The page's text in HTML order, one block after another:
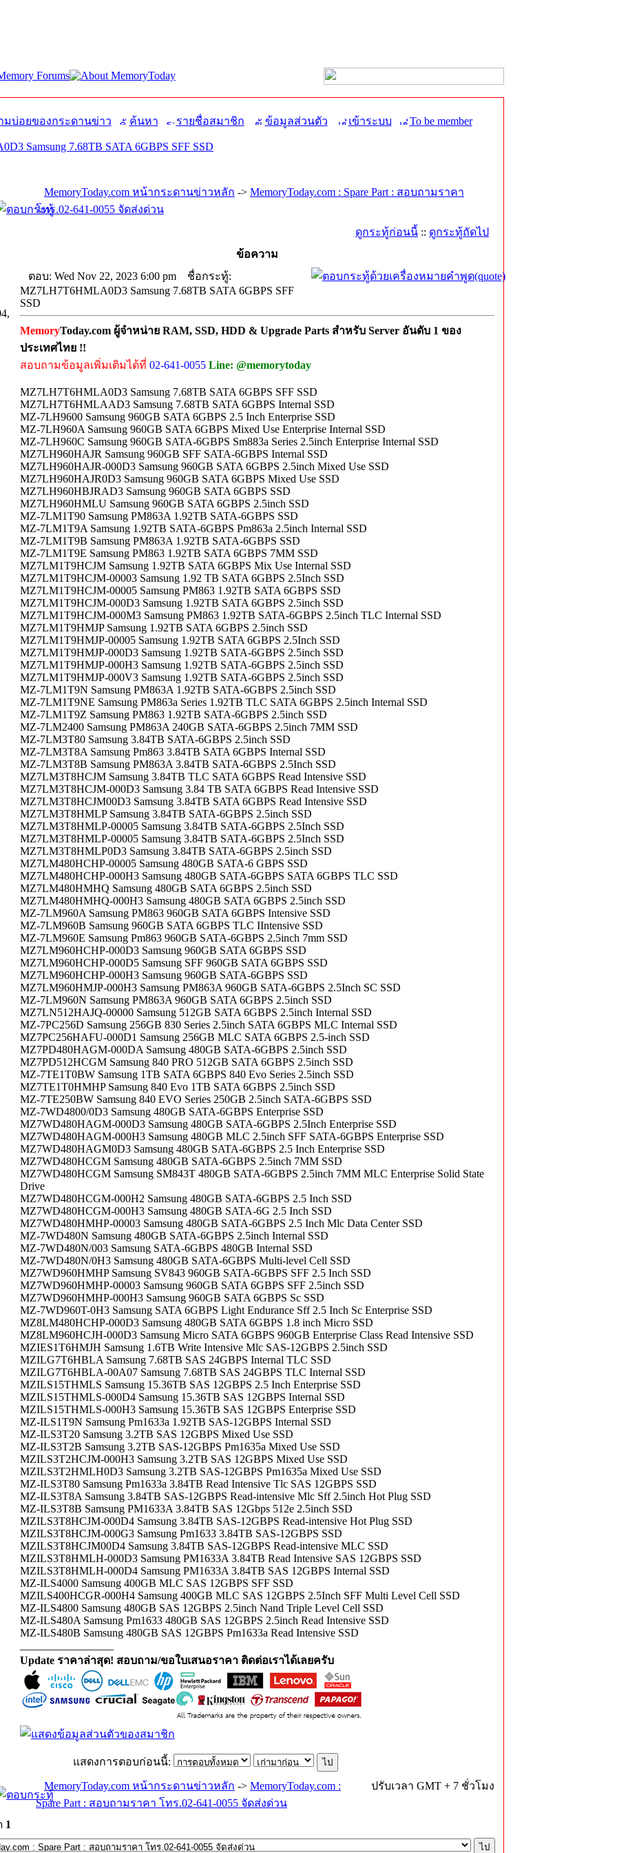
มบ่อยของกระดานข่าว ค้นหา รายชื่อสมาชิก ข้อมูลส่วนตัว เข้าระบบ To be member
Samsung 7.68TB SATA 6GBPS SFF SSD
MemoryToday.com หน้ากระดานข่าวหลัก -> MemoryToday.com : Spare Part : สอบถามราคา
โทร.02-641-0055 จัดส่งด่วน
ดูกระทู้ก่อนนี้ :: ดูกระทู้ถัดไป
ข้อความ
ตอบ: Wed Nov 22, 2023 6:00 pm
ชื่อกระทู้:
MZ7LH7T6HMLA0D3 Samsung 7.68TB SATA 6GBPS SFF
SSD
MemoryToday.com ผู้จำหน่าย RAM, SSD, HDD & Upgrade Parts สำหรับ Server อันดับ 1 ของ
ประเทศไทย !!
สอบถามข้อมูลเพิ่มเติมได้ที่ 02-641-0055 Line: @memorytoday
MZ7LH7T6HMLA0D3 Samsung 7.68TB SATA 6GBPS SFF SSD
MZ7LH7T6HMLAAD3 Samsung 7.68TB SATA 6GBPS Internal SSD
MZ-7LH9600 Samsung 960GB SATA 6GBPS 2.5 Inch Enterprise SSD
MZ-7LH960A Samsung 960GB SATA 6GBPS Mixed Use Enterprise Internal SSD
MZ-7LH960C Samsung 960GB SATA-6GBPS Sm883a Series 2.5inch Enterprise Internal SSD
MZ7LH960HAJR Samsung 960GB SFF SATA-6GBPS Internal SSD
MZ7LH960HAJR-000D3 Samsung 960GB SATA 6GBPS 2.5inch Mixed Use SSD
MZ7LH960HAJR0D3 Samsung 960GB SATA 6GBPS Mixed Use SSD
MZ7LH960HBJRAD3 Samsung 960GB SATA 6GBPS SSD
MZ7LH960HMLU Samsung 960GB SATA 6GBPS 2.5inch SSD
MZ-7LM1T90 Samsung PM863A 1.92TB SATA-6GBPS SSD
MZ-7LM1T9A Samsung 1.92TB SATA-6GBPS Pm863a 2.5inch Internal SSD
MZ-7LM1T9B Samsung PM863A 1.92TB SATA-6GBPS SSD
MZ-7LM1T9E Samsung PM863 1.92TB SATA 6GBPS 7MM SSD
MZ7LM1T9HCJM Samsung 1.92TB SATA 6GBPS Mix Use Internal SSD
MZ7LM1T9HCJM-00003 Samsung 1.92 TB SATA 6GBPS 2.5Inch SSD
MZ7LM1T9HCJM-00005 Samsung PM863 1.92TB SATA 6GBPS SSD
MZ7LM1T9HCJM-000D3 Samsung 1.92TB SATA 6GBPS 2.5inch SSD
MZ7LM1T9HCJM-000M3 Samsung PM863 1.92TB SATA-6GBPS 2.5inch TLC Internal SSD
MZ7LM1T9HMJP Samsung 1.92TB SATA 6GBPS 2.5inch SSD
MZ7LM1T9HMJP-00005 Samsung 1.92TB SATA 6GBPS 2.5Inch SSD
MZ7LM1T9HMJP-000D3 Samsung 1.92TB SATA-6GBPS 2.5inch SSD
MZ7LM1T9HMJP-000H3 Samsung 1.92TB SATA-6GBPS 2.5inch SSD
MZ7LM1T9HMJP-000V3 Samsung 1.92TB SATA-6GBPS 2.5inch SSD
MZ-7LM1T9N Samsung PM863A 1.92TB SATA-6GBPS 2.5inch SSD
MZ-7LM1T9NE Samsung PM863a Series 1.92TB TLC SATA 6GBPS 2.5inch Internal SSD
MZ-7LM1T9Z Samsung PM863 1.92TB SATA-6GBPS 2.5inch SSD
MZ-7LM2400 Samsung PM863A 240GB SATA-6GBPS 2.5inch 7MM SSD
MZ-7LM3T80 Samsung 3.84TB SATA-6GBPS 2.5inch SSD
MZ-7LM3T8A Samsung Pm863 3.84TB SATA 6GBPS Internal SSD
MZ-7LM3T8B Samsung PM863A 3.84TB SATA-6GBPS 2.5Inch SSD
MZ7LM3T8HCJM Samsung 3.84TB TLC SATA 6GBPS Read Intensive SSD
MZ7LM3T8HCJM-000D3 Samsung 3.84 TB SATA 6GBPS Read Intensive SSD
MZ7LM3T8HCJM00D3 Samsung 3.84TB SATA 6GBPS Read Intensive SSD
MZ7LM3T8HMLP Samsung 3.84TB SATA-6GBPS 2.5inch SSD
MZ7LM3T8HMLP-00005 Samsung 3.84TB SATA-6GBPS 2.5Inch SSD
MZ7LM3T8HMLP-00005 Samsung 3.84TB SATA-6GBPS 2.5Inch SSD
MZ7LM3T8HMLP0D3 Samsung 3.84TB SATA-6GBPS 2.5inch SSD
MZ7LM480HCHP-00005 Samsung 480GB SATA-6 GBPS SSD
MZ7LM480HCHP-000H3 Samsung 480GB SATA-6GBPS SATA 6GBPS TLC SSD
MZ7LM480HMHQ Samsung 480GB SATA 6GBPS 2.5inch SSD
MZ7LM480HMHQ-000H3 Samsung 480GB SATA 6GBPS 2.5inch SSD
MZ-7LM960A Samsung PM863 960GB SATA 6GBPS Intensive SSD
MZ-7LM960B Samsung 960GB SATA 6GBPS TLC IIntensive SSD
MZ-7LM960E Samsung Pm863 960GB SATA-6GBPS 2.5inch 7mm SSD
MZ7LM960HCHP-000D3 Samsung 960GB SATA 6GBPS SSD
MZ7LM960HCHP-000D5 Samsung SFF 960GB SATA 6GBPS SSD
MZ7LM960HCHP-000H3 Samsung 960GB SATA-6GBPS SSD
MZ7LM960HMJP-000H3 Samsung PM863A 960GB SATA-6GBPS 2.5Inch SC SSD
MZ-7LM960N Samsung PM863A 960GB SATA 6GBPS 2.5inch SSD
MZ7LN512HAJQ-00000 Samsung 512GB SATA 6GBPS 2.5inch Internal SSD
MZ-7PC256D Samsung 256GB 830 Series 2.5inch SATA 6GBPS MLC Internal SSD
MZ7PC256HAFU-000D1 Samsung 256GB MLC SATA 6GBPS 2.5-inch SSD
MZ7PD480HAGM-000DA Samsung 480GB SATA-6GBPS 2.5inch SSD
MZ7PD512HCGM Samsung 840 PRO 512GB SATA 6GBPS 2.5inch SSD
MZ-7TE1T0BW Samsung 1TB SATA 6GBPS 840 Evo Series 2.5inch SSD
MZ7TE1T0HMHP Samsung 840 Evo 1TB SATA 6GBPS 2.5inch SSD
MZ-7TE250BW Samsung 840 EVO Series 250GB 2.5inch SATA-6GBPS SSD
MZ-7WD4800/0D3 Samsung 480GB SATA-6GBPS Enterprise SSD
MZ7WD480HAGM-000D3 Samsung 480GB SATA-6GBPS 2.5Inch Enterprise SSD
MZ7WD480HAGM-000H3 Samsung 480GB MLC 2.5inch SFF SATA-6GBPS Enterprise SSD
MZ7WD480HAGM0D3 Samsung 480GB SATA-6GBPS 2.5 Inch Enterprise SSD
MZ7WD480HCGM Samsung 480GB SATA-6GBPS 2.5inch 7MM SSD
MZ7WD480HCGM Samsung SM843T 480GB SATA-6GBPS 2.5inch 7MM MLC Enterprise Solid State
Drive
MZ7WD480HCGM-000H2 Samsung 480GB SATA-6GBPS 2.5 Inch SSD
MZ7WD480HCGM-000H3 Samsung 480GB SATA-6G 2.5 Inch SSD
MZ7WD480HMHP-00003 Samsung 480GB SATA-6GBPS 2.5 Inch Mlc Data Center SSD
MZ-7WD480N Samsung 480GB SATA-6GBPS 2.5inch Internal SSD
MZ-7WD480N/003 Samsung SATA-6GBPS 480GB Internal SSD
MZ-7WD480N/0H3 Samsung 480GB SATA-6GBPS Multi-level Cell SSD
MZ7WD960HMHP Samsung SV843 960GB SATA-6GBPS SFF 2.5 Inch SSD
MZ7WD960HMHP-00003 Samsung 960GB SATA 6GBPS SFF 2.5inch SSD
MZ7WD960HMHP-000H3 Samsung 960GB SATA 6GBPS Sc SSD
MZ-7WD960T-0H3 Samsung SATA 6GBPS Light Endurance Sff 2.5 Inch Sc Enterprise SSD
MZ8LM480HCHP-000D3 Samsung 480GB SATA 6GBPS 1.8 inch Micro SSD
MZ8LM960HCJH-000D3 Samsung Micro SATA 6GBPS 960GB Enterprise Class Read Intensive SSD
MZIES1T6HMJH Samsung 1.6TB Write Intensive Mlc SAS-12GBPS 2.5inch SSD
MZILG7T6HBLA Samsung 7.68TB SAS 24GBPS Internal TLC SSD
MZILG7T6HBLA-00A07 Samsung 7.68TB SAS 24GBPS TLC Internal SSD
MZILS15THMLS Samsung 15.36TB SAS 12GBPS 2.5 Inch Enterprise SSD
MZILS15THMLS-000D4 Samsung 15.36TB SAS 12GBPS Internal SSD
MZILS15THMLS-000H3 Samsung 15.36TB SAS 12GBPS Enterprise SSD
MZ-ILS1T9N Samsung Pm1633a 1.92TB SAS-12GBPS Internal SSD
MZ-ILS3T20 Samsung 3.2TB SAS 12GBPS Mixed Use SSD
MZ-ILS3T2B Samsung 3.2TB SAS-12GBPS Pm1635a Mixed Use SSD
MZILS3T2HCJM-000H3 Samsung 3.2TB SAS 12GBPS Mixed Use SSD
MZILS3T2HMLH0D3 Samsung 3.2TB SAS-12GBPS Pm1635a Mixed Use SSD
MZ-ILS3T80 Samsung Pm1633a 3.84TB Read Intensive Tlc SAS 12GBPS SSD
MZ-ILS3T8A Samsung 3.84TB SAS-12GBPS Read-intensive Mlc Sff 2.5inch Hot Plug SSD
MZ-ILS3T8B Samsung PM1633A 3.84TB SAS 12Gbps 512e 2.5inch SSD
MZILS3T8HCJM-000D4 Samsung 3.84TB SAS-12GBPS Read-intensive Hot Plug SSD
MZILS3T8HCJM-000G3 Samsung Pm1633 3.84TB SAS-12GBPS SSD
MZILS3T8HCJM00D4 Samsung 3.84TB SAS-12GBPS Read-intensive MLC SSD
MZILS3T8HMLH-000D3 Samsung PM1633A 3.84TB Read Intensive SAS 12GBPS SSD
MZILS3T8HMLH-000D4 Samsung PM1633A 3.84TB SAS 12GBPS Internal SSD
MZ-ILS4000 Samsung 400GB MLC SAS 12GBPS SFF SSD
MZILS400HCGR-000H4 Samsung 400GB MLC SAS 12GBPS 2.5Inch SFF Multi Level Cell SSD
MZ-ILS4800 Samsung 480GB SAS 12GBPS 2.5inch Nand Triple Level Cell SSD
MZ-ILS480A Samsung Pm1633 480GB SAS 12GBPS 2.5inch Read Intensive SSD
MZ-ILS480B Samsung 480GB SAS 12GBPS Pm1633a Read Intensive SSD
Update ราคาล่าสุด! สอบถาม/ขอใบเสนอราคา ติดต่อเราได้เลยครับ
แสดงการตอบก่อนนี้:
MemoryToday.com หน้ากระดานข่าวหลัก -> MemoryToday.com :
Spare Part : สอบถามราคา โทร.02-641-0055 จัดส่งด่วน
ปรับเวลา GMT + 7 ชั่วโมง
1